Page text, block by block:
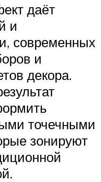
даёт
и
современных
и
декора.
точечными
зонируют